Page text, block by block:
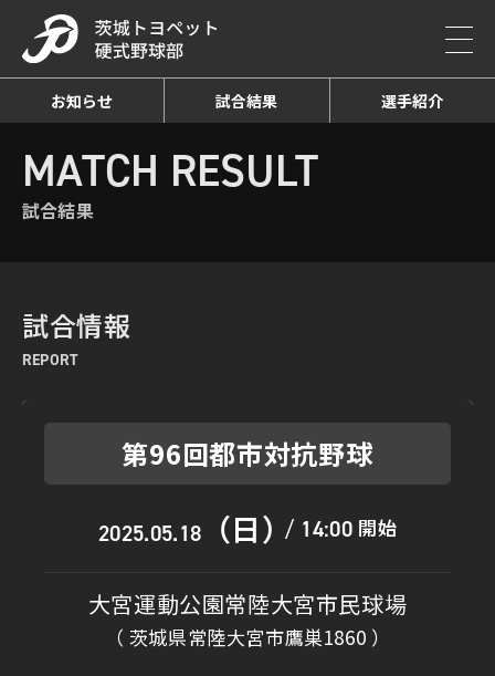
お知らせ 試合結果 選手紹介
MATCH RESULT 試合結果詳細
MATCH RESULT
試合結果
試合情報
REPORT
第96回都市対抗野球
2025.05.18 （日）/ 14:00 開始
大宮運動公園常陸大宮市民球場
（ 茨城県常陸大宮市鷹巣1860 ）